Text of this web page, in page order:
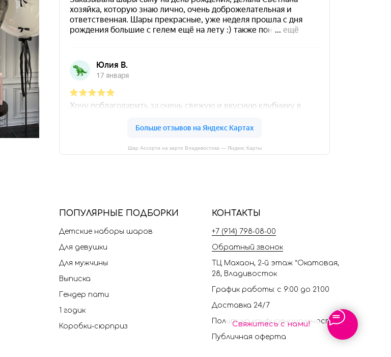
Свяжитесь с нами!
Шар Ассорти на карте Владивостока — Яндекс Карты
ПОПУЛЯРНЫЕ ПОДБОРКИ
Детские наборы шаров
Для девушки
Для мужчины
Выписка
Гендер пати
1 годик
Коробки-сюрприз
КОНТАКТЫ
+7 (914) 798-08-00
Обратный звонок
ТЦ Махаон, 2-й этаж *Окатовая,
28, Владивосток
График работы: с 9:00 до 21:00
Доставка 24/7
Политика конфиденциальности
Публичная оферта